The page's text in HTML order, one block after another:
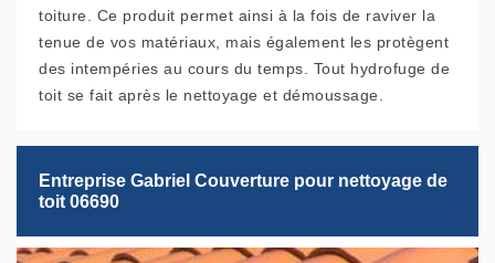
toiture. Ce produit permet ainsi à la fois de raviver la
tenue de vos matériaux, mais également les protègent
des intempéries au cours du temps. Tout hydrofuge de
toit se fait après le nettoyage et démoussage.
Entreprise Gabriel Couverture pour nettoyage de
toit 06690